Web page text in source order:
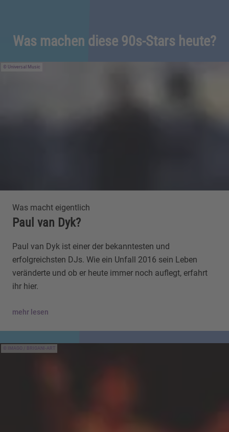
Was machen diese 90s-Stars heute?
Universal Music
Was macht eigentlich
Paul van Dyk?
Paul van Dyk ist einer der bekanntesten und
erfolgreichsten DJs. Wie ein Unfall 2016 sein Leben
veränderte und ob er heute immer noch auflegt, erfahrt
ihr hier.
mehr lesen
IMAGO / BRIGANI-ART